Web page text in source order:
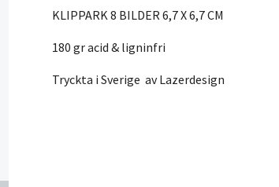
KLIPPARK 8 BILDER 6,7 X 6,7 CM
180 gr acid & ligninfri
Tryckta i Sverige av Lazerdesign